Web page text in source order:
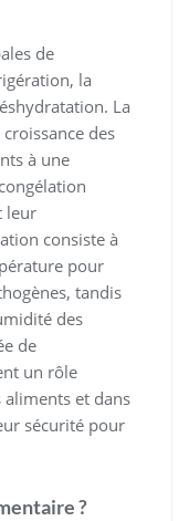
de
la
La
des
à une
leur
consiste à
pour
tandis
des
de
un rôle
aliments et dans
sécurité pour
?